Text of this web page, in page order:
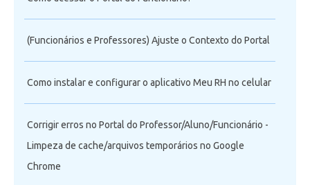
(Funcionários e Professores) Ajuste o Contexto do Portal
Como instalar e configurar o aplicativo Meu RH no celular
Corrigir erros no Portal do Professor/Aluno/Funcionário -
Limpeza de cache/arquivos temporários no Google
Chrome